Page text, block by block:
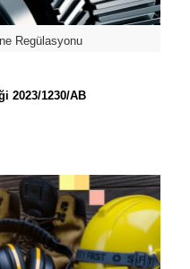
Regülasyonu
2023/1230/AB